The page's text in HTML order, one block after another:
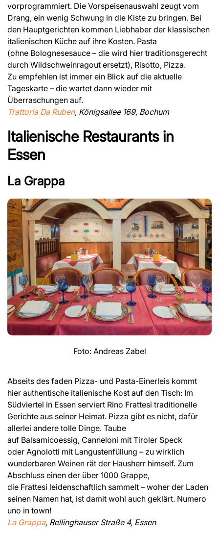
vorprogrammiert. Die Vorspeisenauswahl zeugt vom
Drang, ein wenig Schwung in die Kiste zu bringen. Bei
den Hauptgerichten kommen Liebhaber der klassischen
italienischen Küche auf ihre Kosten. Pasta
(ohne Bolognesesauce – die wird hier traditionsgerecht
durch Wildschweinragout ersetzt), Risotto, Pizza.
Zu empfehlen ist immer ein Blick auf die aktuelle
Tageskarte – die wartet dann wieder mit
Überraschungen auf.
Trattoria Da Ruben, Königsallee 169, Bochum
Italienische Restaurants in
Essen
La Grappa
Foto: Andreas Zabel
Abseits des faden Pizza- und Pasta-Einerleis kommt
hier authentische italienische Kost auf den Tisch: Im
Südviertel in Essen serviert Rino Frattesi traditionelle
Gerichte aus seiner Heimat. Pizza gibt es nicht, dafür
allerlei andere tolle Dinge. Taube
auf Balsamicoessig, Canneloni mit Tiroler Speck
oder Agnolotti mit Langustenfüllung – zu wirklich
wunderbaren Weinen rät der Hausherr himself. Zum
Abschluss einen der über 1000 Grappe,
die Frattesi leidenschaftlich sammelt – woher der Laden
seinen Namen hat, ist damit wohl auch geklärt. Numero
uno in town!
La Grappa, Rellinghauser Straße 4, Essen